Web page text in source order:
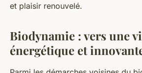
et plaisir renouvelé.
Biodynamie : vers une
énergétique et